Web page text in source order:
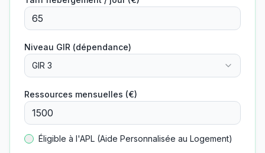
Niveau GIR (dépendance)
GIR 3
Ressources mensuelles (€)
Éligible à l'APL (Aide Personnalisée au Logement)